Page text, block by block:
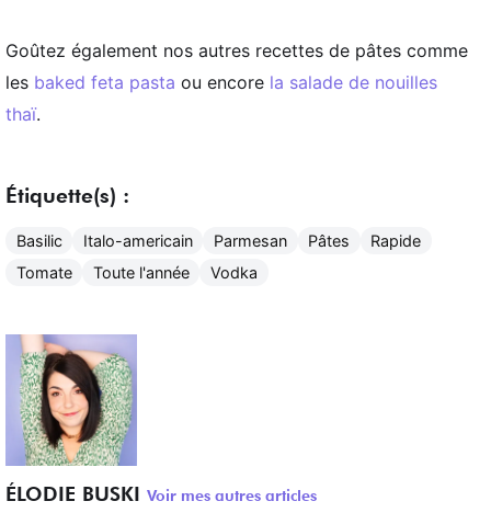
Goûtez également nos autres recettes de pâtes comme
les baked feta pasta ou encore la salade de nouilles
thaï.
Étiquette(s) :
Basilic Italo-americain Parmesan Pâtes
Rapide
Tomate
Toute l'année Vodka
ÉLODIE BUSKI Voir mes autres articles